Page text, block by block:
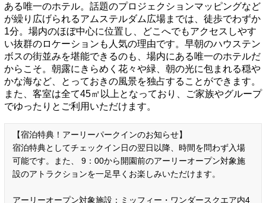
ある唯一のホテル。話題のプロジェクションマッピングなど
が繰り広げられるアムステルダム広場までは、徒歩でわずか
1分。場内のほぼ中心に位置し、どこへでもアクセスしやす
い抜群のロケーションも人気の理由です。早朝のハウステン
ボスの街並みを堪能できるのも、場内にある唯一のホテルだ
からこそ。朝露にきらめく花々や緑、朝の光に包まれる穏や
かな海など、とっておきの風景を独占することができます。
また、客室は全て45㎡以上となっており、ご家族やグループ
でゆったりとご利用いただけます。
【宿泊特典！アーリーパークインのお知らせ】
宿泊特典としてチェックイン日の翌日以降、時間を問わず入場
可能です。また、 9：00から開園前のアーリーオープン対象施
設のアトラクションを一足早くお楽しみいただけます。
アーリーオープン対象施設：ミッフィー・ワンダースクエア内4